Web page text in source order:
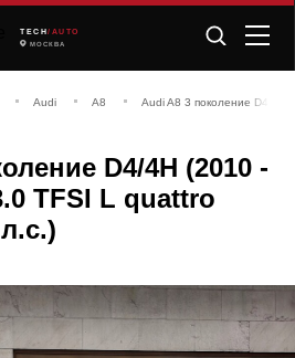
TECH /AUTO
МОСКВА
Audi A8 Audi A8 3 поколение D4/4H
D4/4H (2010 -
TFSI L quattro